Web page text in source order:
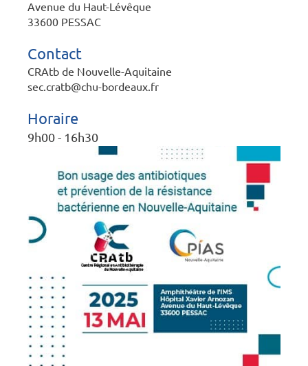
Avenue du Haut-Lévêque
33600 PESSAC
Contact
CRAtb de Nouvelle-Aquitaine
sec.cratb@chu-bordeaux.fr
Horaire
9h00 - 16h30